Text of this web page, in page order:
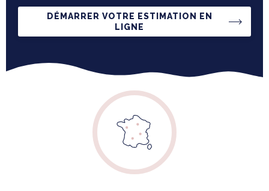
DÉMARRER VOTRE ESTIMATION EN
LIGNE